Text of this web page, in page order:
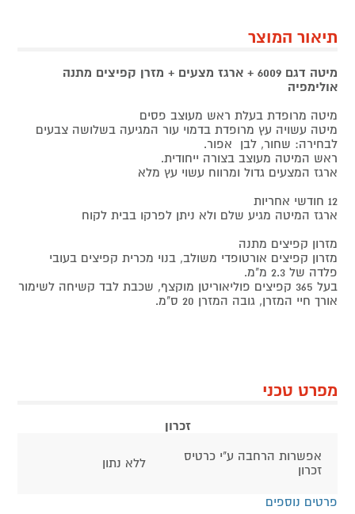
תיאור המוצר
מיטה דגם 6009 + ארגז מצעים + מזרן קפיצים מתנה
אולימפיה
מיטה מרופדת בעלת ראש מעוצב פסים
מיטה עשויה עץ מרופדת בדמוי עור המגיעה בשלושה צבעים
לבחירה: שחור, לבן אפור.
ראש המיטה מעוצב בצורה ייחודית.
ארגז המצעים גדול ומרווח עשוי עץ מלא
12 חודשי אחריות
ארגז המיטה מגיע שלם ולא ניתן לפרקו בבית לקוח
מזרון קפיצים מתנה
מזרון קפיצים אורטופדי משולב, בנוי מכרית קפיצים בעובי
פלדה של 2.3 מ"מ.
בעל 365 קפיצים פוליאוריטן מוקצף, שכבת לבד קשיחה לשימור
אורך חיי המזרן, גובה המזרן 20 ס"מ.
מפרט טכני
זכרון
אפשרות הרחבה ע"י כרטיס
זכרון
ללא נתון
פרטים נוספים